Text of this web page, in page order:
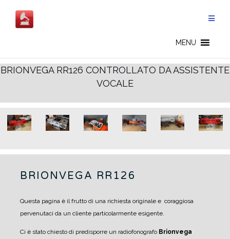
contenuto
MENU
BRIONVEGA RR126 CONTROLLATO DA ASSISTENTE
VOCALE
BRIONVEGA RR126
Questa pagina è il frutto di una richiesta originale e coraggiosa
pervenutaci da un cliente particolarmente esigente.
Ci è stato chiesto di predisporre un radiofonografo Brionvega